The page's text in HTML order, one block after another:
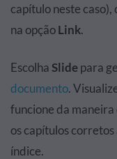
capítulo neste caso),
na opçãoLink.
EscolhaSlidepara
documento.
funcione da maneira
os capítulos
índice.